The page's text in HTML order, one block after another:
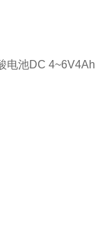
电池DC 4~6V4Ah